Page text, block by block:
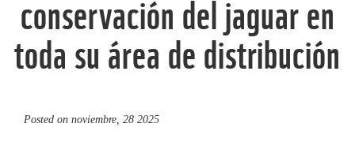
conservación del jaguar en
toda su área de distribución
Posted on noviembre, 28 2025